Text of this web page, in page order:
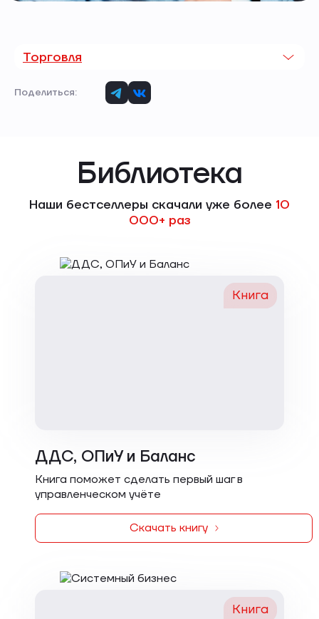
Торговля
Поделиться:
Библиотека
Наши бестселлеры скачали уже более 10
000+ раз
Книга
ДДС, ОПиУ и Баланс
Книга поможет сделать первый шаг в
управленческом учёте
Скачать книгу
Книга